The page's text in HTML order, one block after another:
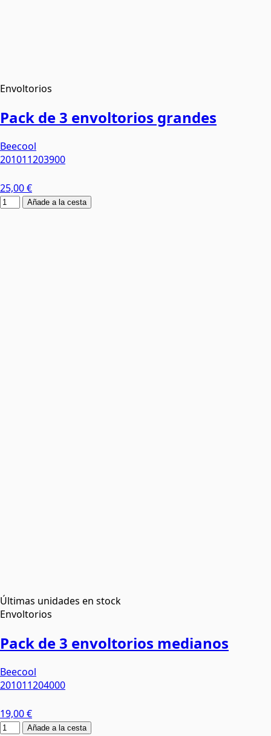
Envoltorios
Pack de 3 envoltorios grandes
Beecool
201011203900
25,00 €
Añade a la cesta
Últimas unidades en stock
Envoltorios
Pack de 3 envoltorios medianos
Beecool
201011204000
19,00 €
Añade a la cesta